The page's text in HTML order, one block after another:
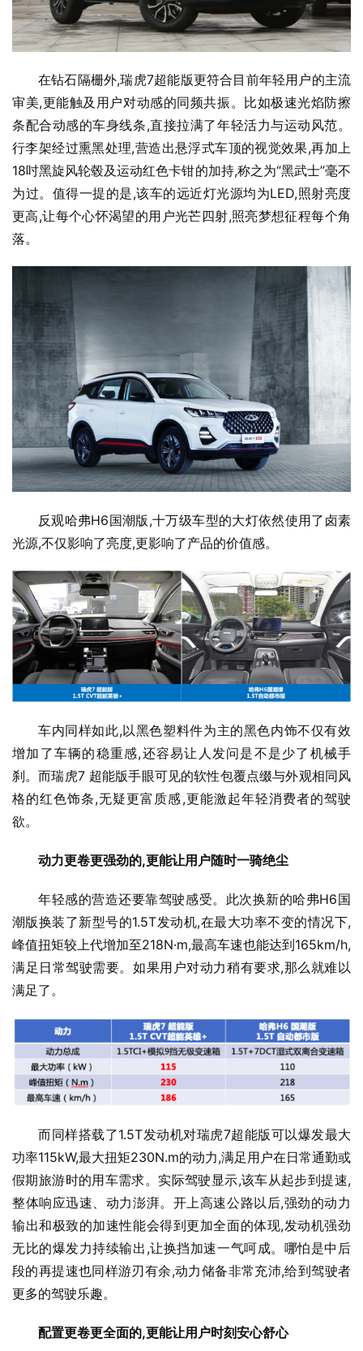
在钻石隔栅外,瑞虎7超能版更符合目前年轻用户的主流
审美,更能触及用户对动感的同频共振。比如极速光焰防擦
条配合动感的车身线条,直接拉满了年轻活力与运动风范。
行李架经过熏黑处理,营造出悬浮式车顶的视觉效果,再加上
18吋黑旋风轮毂及运动红色卡钳的加持,称之为“黑武士”毫不
为过。值得一提的是,该车的远近灯光源均为LED,照射亮度
更高,让每个心怀渴望的用户光芒四射,照亮梦想征程每个角
落。
反观哈弗H6国潮版,十万级车型的大灯依然使用了卤素
光源,不仅影响了亮度,更影响了产品的价值感。
车内同样如此,以黑色塑料件为主的黑色内饰不仅有效
增加了车辆的稳重感,还容易让人发问是不是少了机械手
刹。而瑞虎7 超能版手眼可见的软性包覆点缀与外观相同风
格的红色饰条,无疑更富质感,更能激起年轻消费者的驾驶
欲。
动力更卷更强劲的,更能让用户随时一骑绝尘
年轻感的营造还要靠驾驶感受。此次换新的哈弗H6国
潮版换装了新型号的1.5T发动机,在最大功率不变的情况下,
峰值扭矩较上代增加至218N·m,最高车速也能达到165km/h,
满足日常驾驶需要。如果用户对动力稍有要求,那么就难以
满足了。
而同样搭载了1.5T发动机对瑞虎7超能版可以爆发最大
功率115kW,最大扭矩230N.m的动力,满足用户在日常通勤或
假期旅游时的用车需求。实际驾驶显示,该车从起步到提速,
整体响应迅速、动力澎湃。开上高速公路以后,强劲的动力
输出和极致的加速性能会得到更加全面的体现,发动机强劲
无比的爆发力持续输出,让换挡加速一气呵成。哪怕是中后
段的再提速也同样游刃有余,动力储备非常充沛,给到驾驶者
更多的驾驶乐趣。
配置更卷更全面的,更能让用户时刻安心舒心